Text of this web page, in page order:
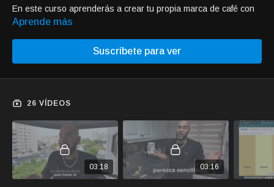
En este curso aprenderás a crear tu propia marca de café con
el método de DropShipping. Este método te permite tener tu
Lo que aprenderás:
de café perfectos para tu marca.
como sabe!
Crea tu tienda online: Configura tu tienda en línea y
prepárate para las ventas.
Marketing y ventas
: Aprende técnicas para atraer a los
amantes del café.
Dropshipping: Domina este método para que otros se
encarguen del envío mientras tú te enfocas en hacer
Aprende más
Suscríbete para ver
26 VÍDEOS
03:18 03:16